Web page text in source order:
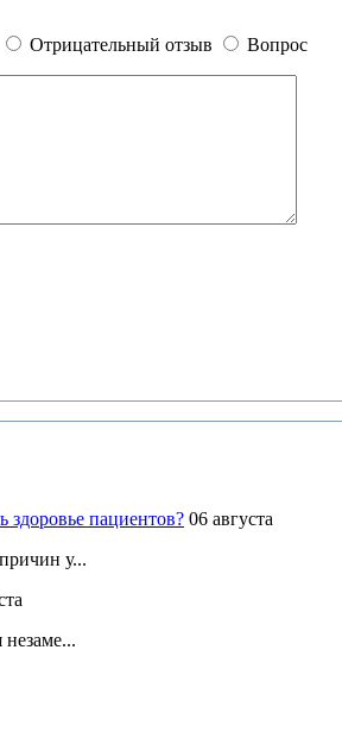
Отрицательный отзыв Вопрос
пациентов? 06 августа
у...